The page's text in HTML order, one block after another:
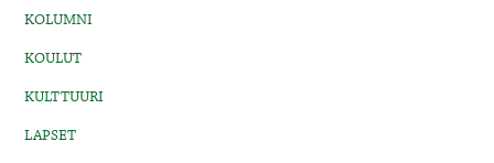
KOLUMNI
KOULUT
KULTTUURI
LAPSET